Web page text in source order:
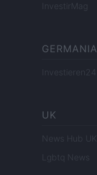
InvestirMag
GERMANIA
Investieren24
UK
News Hub UK
Lgbtq News